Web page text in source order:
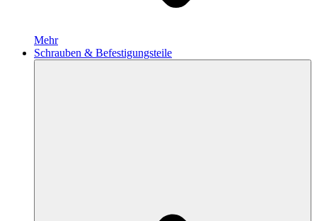
Mehr
Schrauben & Befestigungsteile